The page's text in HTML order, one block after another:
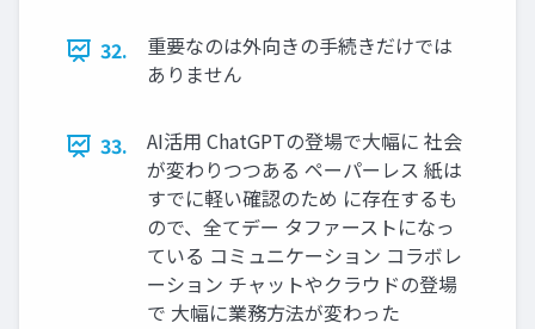
32.
重要なのは外向きの手続きだけでは
ありません
33.
AI活用 ChatGPTの登場で大幅に 社会
が変わりつつある ペーパーレス 紙は
すでに軽い確認のため に存在するも
ので、全てデー タファーストになっ
ている コミュニケーション コラボレ
ーション チャットやクラウドの登場
で 大幅に業務方法が変わった